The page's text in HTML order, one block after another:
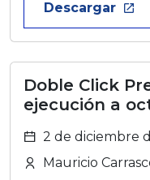
Descargar launch
Doble Click
ejecución a
2 de diciembre
Mauricio